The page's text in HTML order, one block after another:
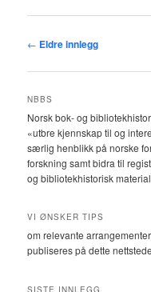
Innleggsnavigasjon
← Eldre innlegg
NBBS
Norsk bok- og
«utbre kjennskap til og
særlig henblikk på norske
forskning samt bidra til
og bibliotekhistorisk
VI ØNSKER TIPS
om relevante
publiseres på dette
SISTE INNLEGG